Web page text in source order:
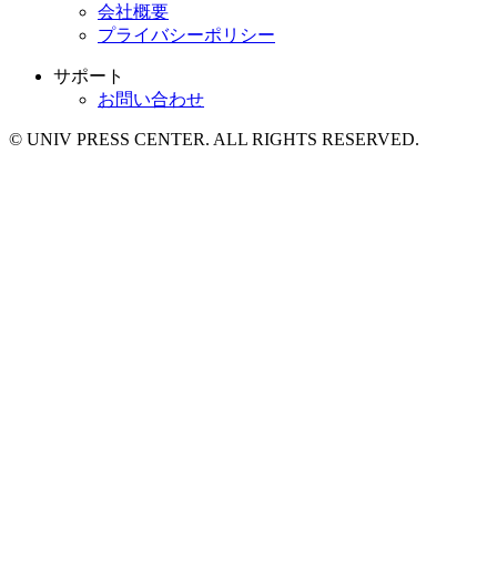
会社概要
プライバシーポリシー
サポート
お問い合わせ
© UNIV PRESS CENTER. ALL RIGHTS RESERVED.